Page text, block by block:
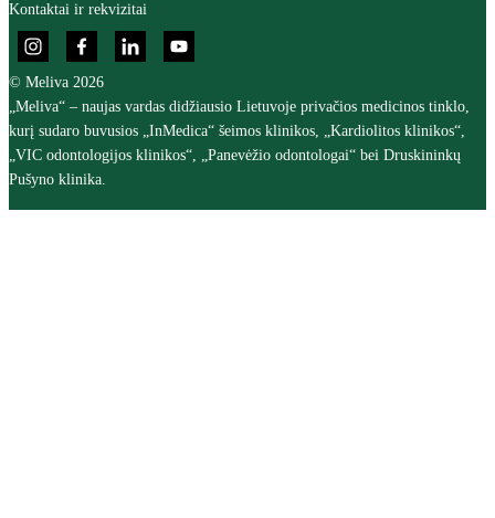
Kontaktai ir rekvizitai
© Meliva 2026
„Meliva“ – naujas vardas didžiausio Lietuvoje privačios medicinos tinklo,
kurį sudaro buvusios „InMedica“ šeimos klinikos, „Kardiolitos klinikos“,
„VIC odontologijos klinikos“, „Panevėžio odontologai“ bei Druskininkų
Pušyno klinika.